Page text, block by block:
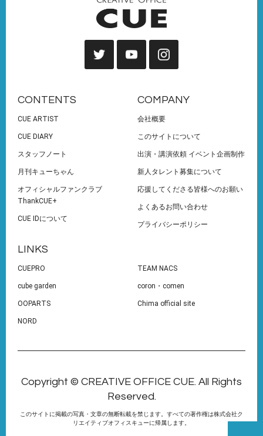
CONTENTS
CUE ARTIST
CUE DIARY
スタッフノート
月刊キューちゃん
オフィシャルファンクラブ
ThankCUE+
CUE IDについて
COMPANY
会社概要
このサイトについて
出演・講演依頼 イベント企画制作
新人タレント募集について
応援してくださる皆様へのお願い
よくあるお問い合わせ
プライバシーポリシー
LINKS
CUEPRO TEAM NACS
cube garden coron・comen
OOPARTS Chima official site
NORD
Copyright © CREATIVE OFFICE CUE. All Rights
Reserved.
このサイトに掲載の写真・文章の無断転載を禁じます。すべての著作権は株式会社ク
リエイティブオフィスキューに帰属します。